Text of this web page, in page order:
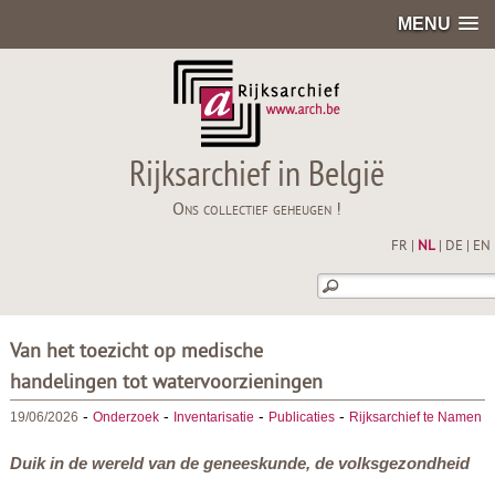
MENU
Rijksarchief in België
Ons collectief geheugen !
FR NL| DE EN
Van het toezicht op medische
handelingen tot watervoorzieningen
19/06/2026 - Onderzoek- Inventarisatie - Publicaties- Rijksarchief te Namen
Duik in de wereld van de geneeskunde, de volksgezondheid